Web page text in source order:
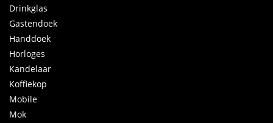
Drinkglas
Gastendoek
Handdoek
Horloges
Kandelaar
Koffiekop
Mobile
Mok